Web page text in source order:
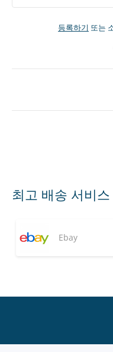
등록하기 또는
최고 배송 서비스
Ebay